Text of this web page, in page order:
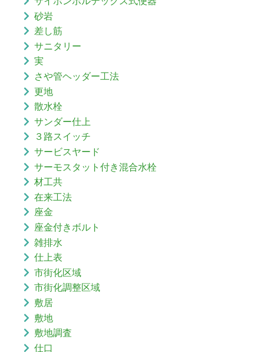
砂岩
差し筋
サニタリー
実
さや管ヘッダー工法
更地
散水栓
サンダー仕上
３路スイッチ
サービスヤード
サーモスタット付き混合水栓
材工共
在来工法
座金
座金付きボルト
雑排水
仕上表
市街化区域
市街化調整区域
敷居
敷地
敷地調査
仕口